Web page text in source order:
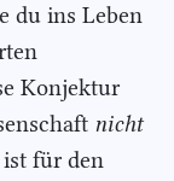
du ins Leben
Konjektur
nicht
für den